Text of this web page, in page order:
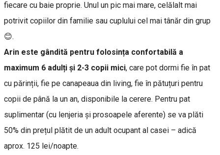
fiecare cu baie proprie. Unul un pic mai mare, celălalt mai
potrivit copiilor din familie sau cuplului cel mai tânăr din grup
😊.
Arin este gândită pentru folosința confortabilă a
maximum 6 adulți și 2-3 copii mici, care pot dormi fie în pat
cu părinții, fie pe canapeaua din living, fie în pătuțuri pentru
copii de până la un an, disponibile la cerere. Pentru pat
suplimentar (cu lenjeria și prosoapele aferente) se va plăti
50% din prețul plătit de un adult ocupant al casei – adică
aprox. 125 lei/noapte.